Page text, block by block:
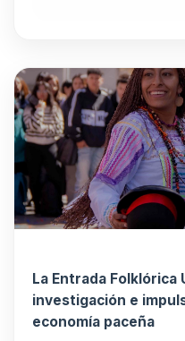
La Entrada
investigación e
economía paceña